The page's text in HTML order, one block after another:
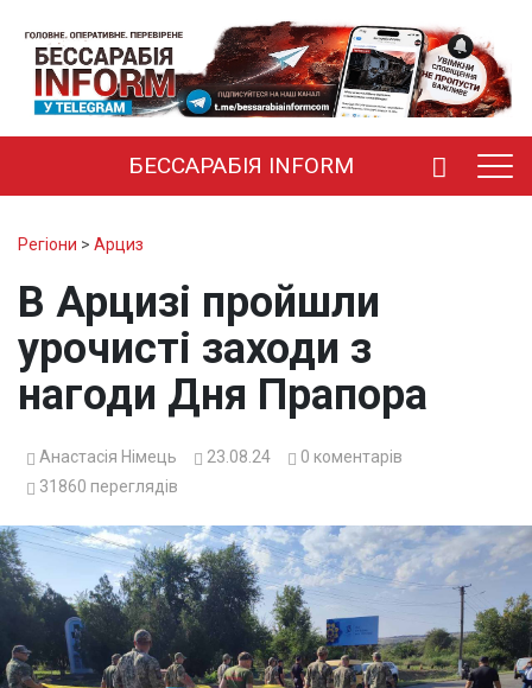
БЕССАРАБІЯ INFORM
Регіони > Арциз
В Арцизі пройшли
урочисті заходи з
нагоди Дня Прапора
Анастасія Німець 23.08.24 0 коментарів
31860 переглядів